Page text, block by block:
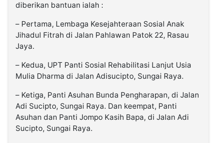
diberikan bantuan ialah :
– Pertama, Lembaga Kesejahteraan Sosial Anak
Jihadul Fitrah di Jalan Pahlawan Patok 22, Rasau
Jaya.
– Kedua, UPT Panti Sosial Rehabilitasi Lanjut Usia
Mulia Dharma di Jalan Adisucipto, Sungai Raya.
– Ketiga, Panti Asuhan Bunda Pengharapan, di Jalan
Adi Sucipto, Sungai Raya. Dan keempat, Panti
Asuhan dan Panti Jompo Kasih Bapa, di Jalan Adi
Sucipto, Sungai Raya.